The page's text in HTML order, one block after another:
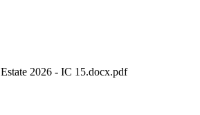
2026 - IC 15.docx.pdf